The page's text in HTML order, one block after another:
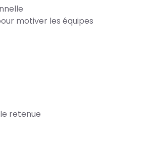
motiver les équipes
retenue